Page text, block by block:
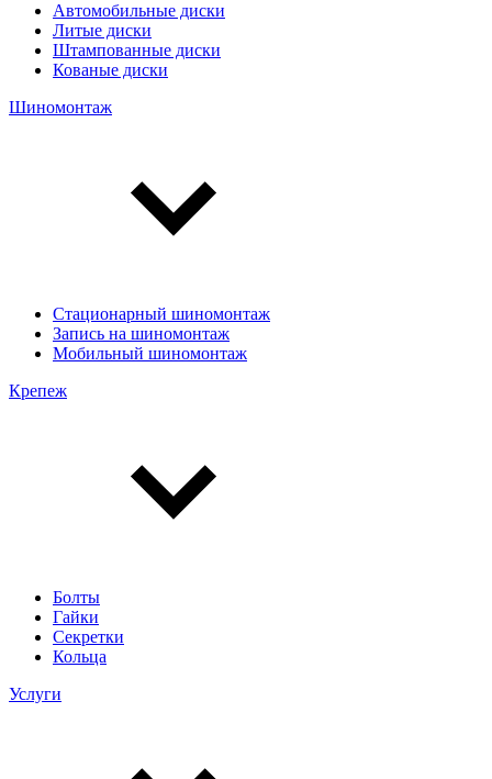
Автомобильные диски
Литые диски
Штампованные диски
Кованые диски
Шиномонтаж
Стационарный шиномонтаж
Запись на шиномонтаж
Мобильный шиномонтаж
Крепеж
Болты
Гайки
Секретки
Кольца
Услуги